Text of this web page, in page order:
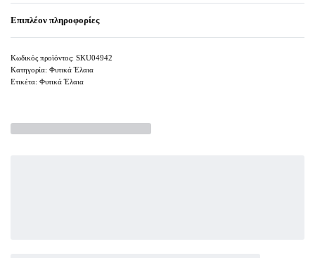
Επιπλέον πληροφορίες
SKU04942
Κατηγορία: Φυτικά Έλαια
Ετικέτα: Φυτικά Έλαια